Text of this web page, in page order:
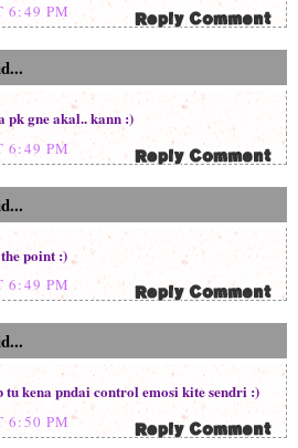
6:49 PM
pk gne akal.. kann :)
6:49 PM
point :)
6:49 PM
tu kena pndai control emosi kite sendri :)
6:50 PM